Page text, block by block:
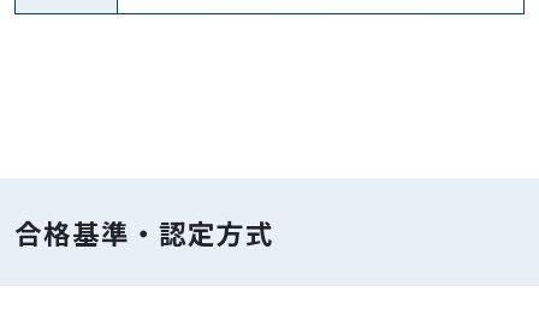
合格基準・認定方式